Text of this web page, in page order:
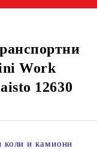
Work
12630
коли и камиони